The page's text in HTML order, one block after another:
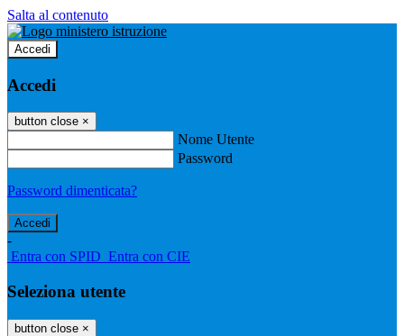
Salta al contenuto
Accedi
Accedi
button close ×
Nome Utente
Password
Password dimenticata?
-
Entra con SPID Entra con CIE
Seleziona utente
button close ×